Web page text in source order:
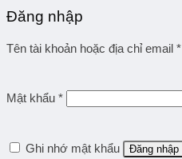
Đăng nhập
Tên tài khoản hoặc địa chỉ email *
Mật khẩu *
Ghi nhớ mật khẩu Đăng nhập